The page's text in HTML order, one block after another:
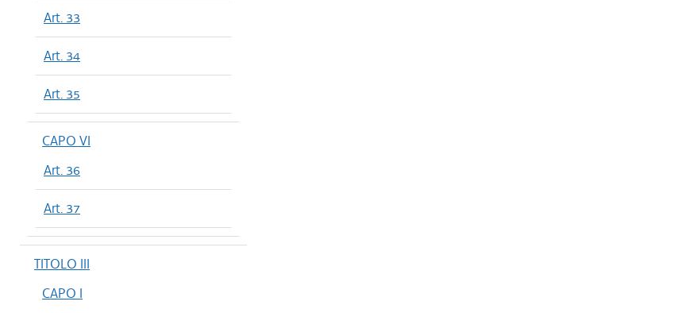
Art. 33
Art. 34
Art. 35
CAPO VI
Art. 36
Art. 37
TITOLO III
CAPO I